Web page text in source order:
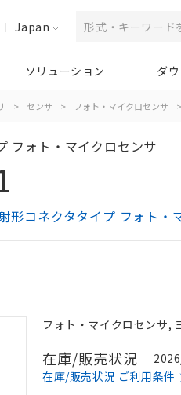
Japan
ソリューション ダ
> センサ > フォト・マイクロセンサ >
フォト・マイクロセンサ
形コネクタタイプ フォト・
フォト・マイクロセンサ,
在庫/販売状況
在庫/販売状況 ご利用条件